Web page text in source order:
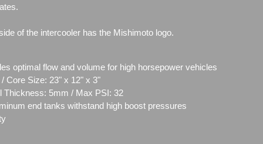
of the intercooler has the Mishimoto logo.
optimal flow and volume for high horsepower vehicles
Core Size: 23" x 12" x 3"
Thickness: 5mm / Max PSI: 32
end tanks withstand high boost pressures